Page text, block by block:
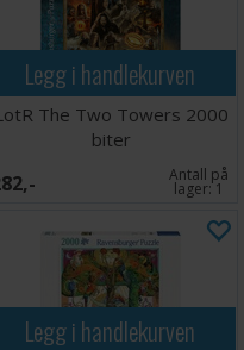
Legg i handlekurven
The Two Towers 2000
biter
Antall på
lager:1
Legg i handlekurven